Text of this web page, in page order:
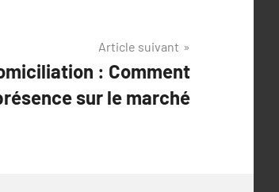
Article suivant
: Comment
sur le marché